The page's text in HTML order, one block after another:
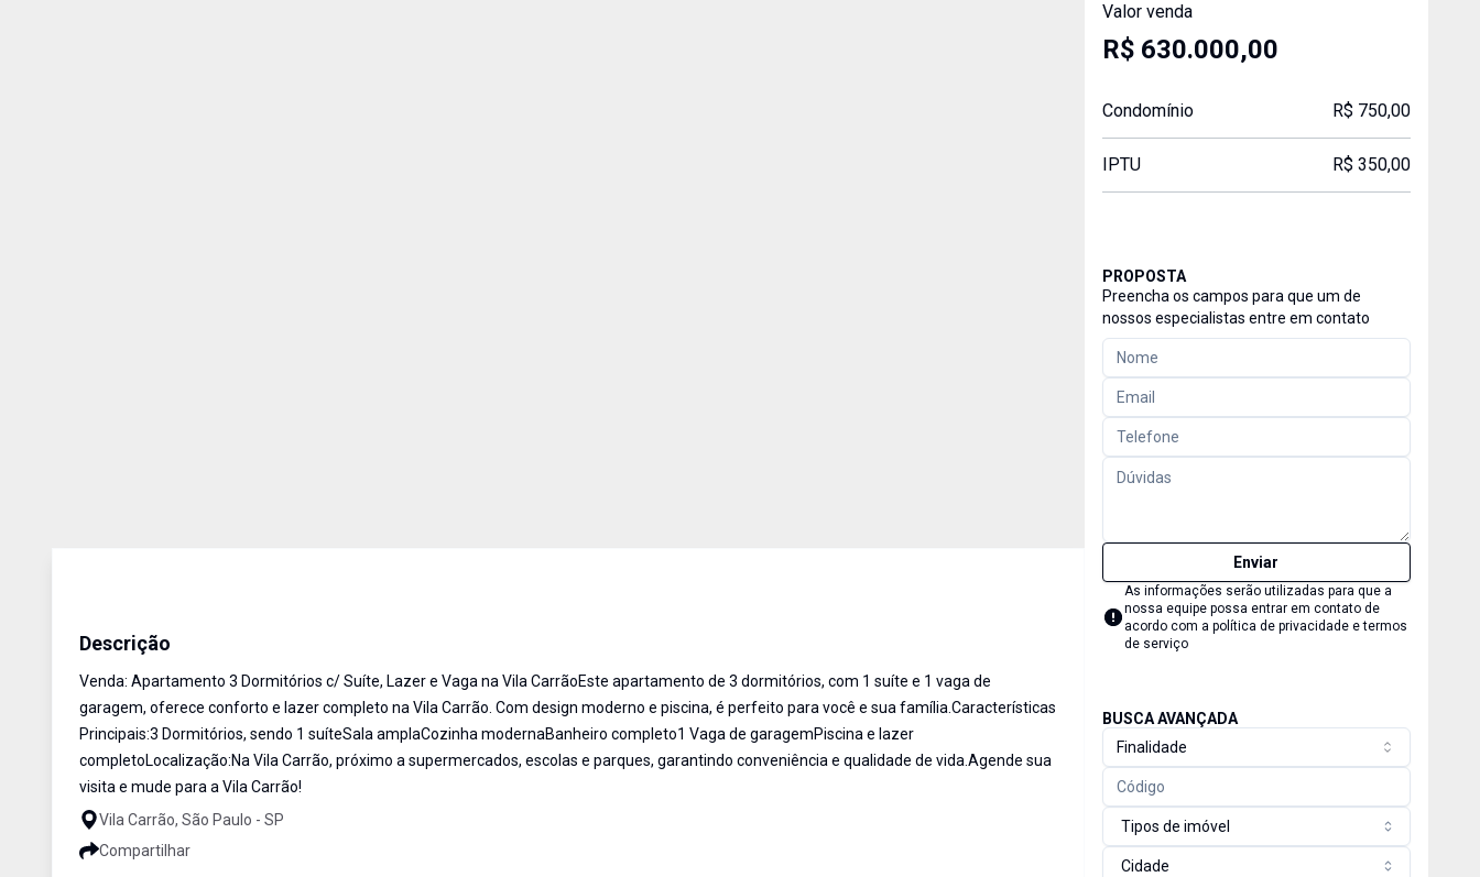
Descrição
Venda: Apartamento 3 Dormitórios c/ Suíte, Lazer e Vaga na Vila CarrãoEste apartamento de 3 dormitórios, com 1 suíte e 1 vaga de
garagem, oferece conforto e lazer completo na Vila Carrão. Com design moderno e piscina, é perfeito para você e sua família.Características
Principais:3 Dormitórios, sendo 1 suíteSala amplaCozinha modernaBanheiro completo1 Vaga de garagemPiscina e lazer
completoLocalização:Na Vila Carrão, próximo a supermercados, escolas e parques, garantindo conveniência e qualidade de vida.Agende sua
visita e mude para a Vila Carrão!
Vila Carrão, São Paulo - SP
Compartilhar
Valor venda
R$ 630.000,00
Condomínio R$ 750,00
IPTU R$ 350,00
PROPOSTA
Preencha os campos para que um de
nossos especialistas entre em contato
Enviar
As informações serão utilizadas para que a
nossa equipe possa entrar em contato de
acordo com a política de privacidade e termos
de serviço
BUSCA AVANÇADA
Finalidade
Tipos de imóvel
Cidade